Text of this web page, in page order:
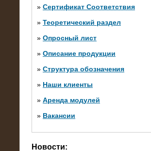
» Сертификат Соответствия
» Теоретический раздел
» Опросный лист
» Описание продукции
» Структура обозначения
» Наши клиенты
» Аренда модулей
» Вакансии
Новости:
10.10.2014
Нагрузочный комплекс 20 МВт в 2
яруса (напряжение 6-10 кВ)